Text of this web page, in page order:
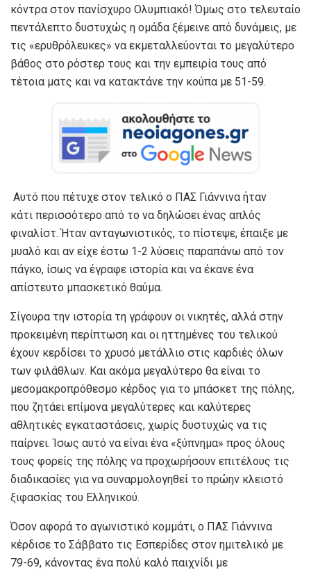
κόντρα στον πανίσχυρο Ολυμπιακό! Όμως στο τελευταίο
πεντάλεπτο δυστυχώς η ομάδα ξέμεινε από δυνάμεις, με
τις «ερυθρόλευκες» να εκμεταλλεύονται το μεγαλύτερο
βάθος στο ρόστερ τους και την εμπειρία τους από
τέτοια ματς και να κατακτάνε την κούπα με 51-59.
Αυτό που πέτυχε στον τελικό ο ΠΑΣ Γιάννινα ήταν
κάτι περισσότερο από το να δηλώσει ένας απλός
φιναλίστ. Ήταν ανταγωνιστικός, το πίστεψε, έπαιξε με
μυαλό και αν είχε έστω 1-2 λύσεις παραπάνω από τον
πάγκο, ίσως να έγραφε ιστορία και να έκανε ένα
απίστευτο μπασκετικό θαύμα.
Σίγουρα την ιστορία τη γράφουν οι νικητές, αλλά στην
προκειμένη περίπτωση και οι ηττημένες του τελικού
έχουν κερδίσει το χρυσό μετάλλιο στις καρδιές όλων
των φιλάθλων. Και ακόμα μεγαλύτερο θα είναι το
μεσομακροπρόθεσμο κέρδος για το μπάσκετ της πόλης,
που ζητάει επίμονα μεγαλύτερες και καλύτερες
αθλητικές εγκαταστάσεις, χωρίς δυστυχώς να τις
παίρνει. Ίσως αυτό να είναι ένα «ξύπνημα» προς όλους
τους φορείς της πόλης να προχωρήσουν επιτέλους τις
διαδικασίες για να συναρμολογηθεί το πρώην κλειστό
ξιφασκίας του Ελληνικού.
Όσον αφορά το αγωνιστικό κομμάτι, ο ΠΑΣ Γιάννινα
κέρδισε το Σάββατο τις Εσπερίδες στον ημιτελικό με
79-69, κάνοντας ένα πολύ καλό παιχνίδι με